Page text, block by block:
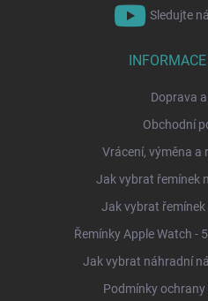
Sledujte
Doprava
Obchodní
Vrácení, výměna a
Jak vybrat řemínek
Jak vybrat řemínek
Řemínky Apple Watch -
Jak vybrat náhradní
Podmínky